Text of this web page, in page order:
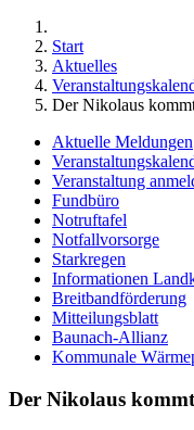
Start
Aktuelles
Der Nikolaus
Aktuelle Meldungen
Veranstaltung
Fundbüro
Notruftafel
Notfallvorsorge
Starkregen
Informationen
Breitbandförderung
Mitteilungsblatt
Baunach-Allianz
Kommunale
Der Nikolaus